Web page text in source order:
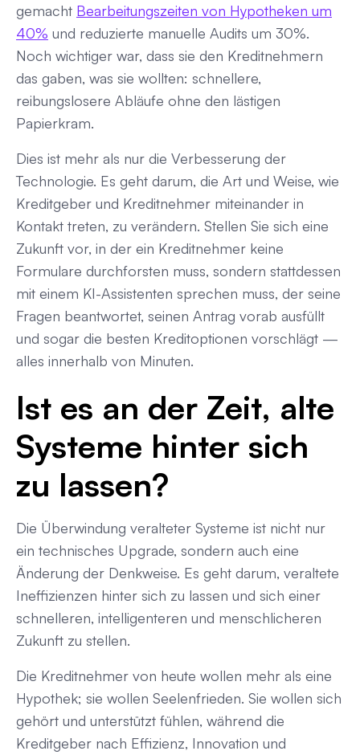
gemacht Bearbeitungszeiten von Hypotheken um
40% und reduzierte manuelle Audits um 30%.
Noch wichtiger war, dass sie den Kreditnehmern
das gaben, was sie wollten: schnellere,
reibungslosere Abläufe ohne den lästigen
Papierkram.
Dies ist mehr als nur die Verbesserung der
Technologie. Es geht darum, die Art und Weise, wie
Kreditgeber und Kreditnehmer miteinander in
Kontakt treten, zu verändern. Stellen Sie sich eine
Zukunft vor, in der ein Kreditnehmer keine
Formulare durchforsten muss, sondern stattdessen
mit einem KI-Assistenten sprechen muss, der seine
Fragen beantwortet, seinen Antrag vorab ausfüllt
und sogar die besten Kreditoptionen vorschlägt —
alles innerhalb von Minuten.
Ist es an der Zeit, alte
Systeme hinter sich
zu lassen?
Die Überwindung veralteter Systeme ist nicht nur
ein technisches Upgrade, sondern auch eine
Änderung der Denkweise. Es geht darum, veraltete
Ineffizienzen hinter sich zu lassen und sich einer
schnelleren, intelligenteren und menschlicheren
Zukunft zu stellen.
Die Kreditnehmer von heute wollen mehr als eine
Hypothek; sie wollen Seelenfrieden. Sie wollen sich
gehört und unterstützt fühlen, während die
Kreditgeber nach Effizienz, Innovation und